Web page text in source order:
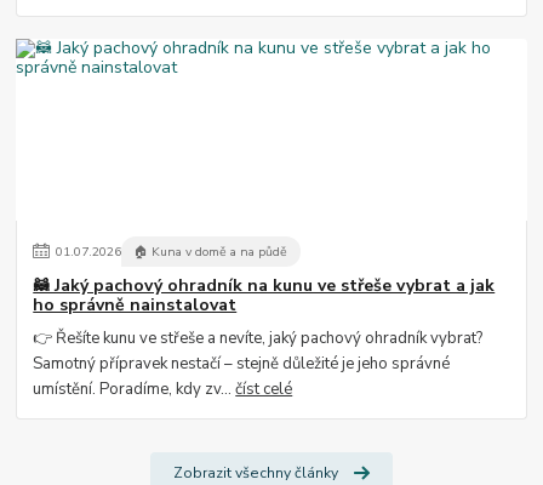
01.07.2026 🏠 Kuna v domě a na půdě
🦝 Jaký pachový ohradník na kunu ve střeše vybrat a jak
ho správně nainstalovat
👉 Řešíte kunu ve střeše a nevíte, jaký pachový ohradník vybrat?
Samotný přípravek nestačí – stejně důležité je jeho správné
umístění. Poradíme, kdy zv...číst celé
Zobrazit všechny články